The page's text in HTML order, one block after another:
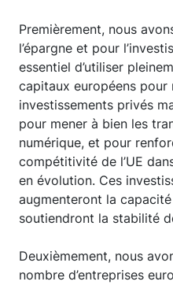
Premièrement, nous
l’épargne et pour
essentiel d’utiliser
capitaux européens pour
investissements privés
pour mener à bien les
numérique, et pour
compétitivité de l’UE
en évolution. Ces
augmenteront la
soutiendront la stabilité
Deuxièmement, nous
nombre d’entreprises